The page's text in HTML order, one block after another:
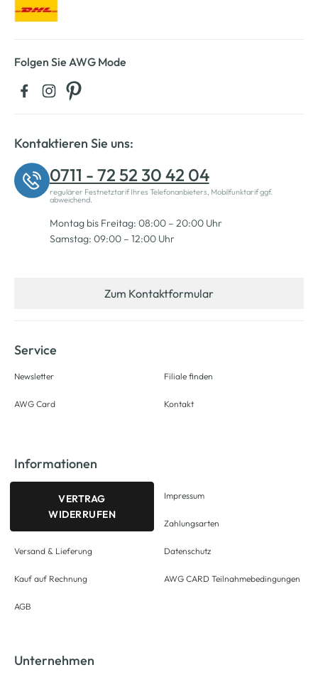
Folgen Sie AWG Mode
Kontaktieren Sie uns:
0711 - 72 52 30 42 04
regulärer Festnetztarif Ihres Telefonanbieters, Mobilfunktarif ggf.
abweichend.
Montag bis Freitag: 08:00 – 20:00 Uhr
Samstag: 09:00 – 12:00 Uhr
Zum Kontaktformular
Service
Newsletter
AWG Card
Filiale finden
Kontakt
Informationen
VERTRAG
WIDERRUFEN
Versand & Lieferung
Kauf auf Rechnung
AGB
Impressum
Zahlungsarten
Datenschutz
AWG CARD Teilnahmebedingungen
Unternehmen